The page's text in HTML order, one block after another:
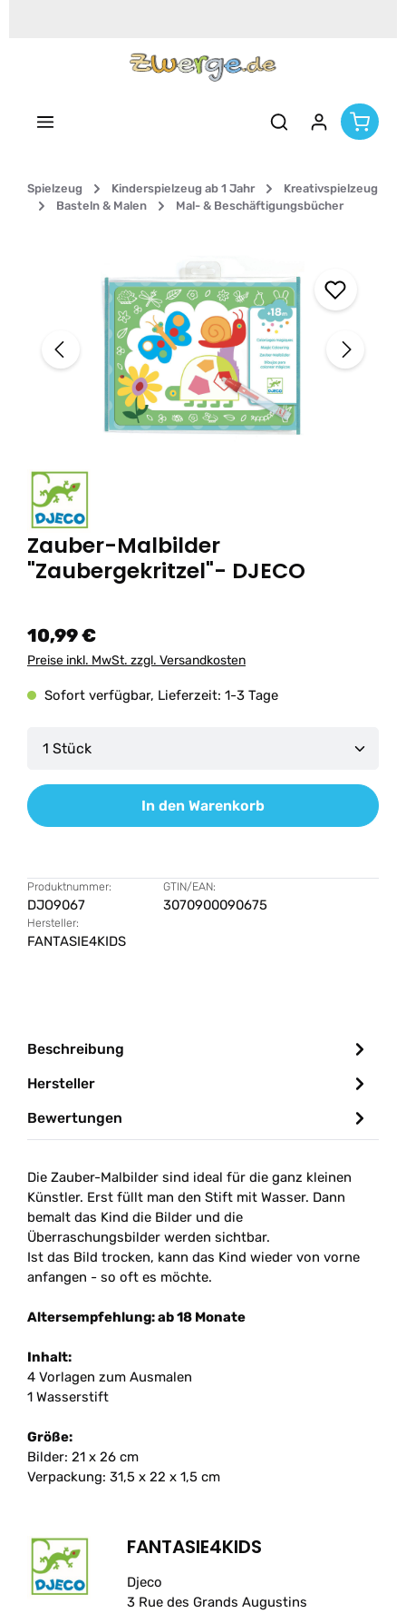
Spielzeug Kinderspielzeug ab 1 Jahr
Kreativspielzeug
Basteln & Malen
Mal- & Beschäftigungsbücher
Zauber-Malbilder
"Zaubergekritzel"- DJECO
10,99 €
Preise inkl. MwSt. zzgl. Versandkosten
Sofort verfügbar, Lieferzeit: 1-3 Tage
Produkt Anzahl: Gib den gewünschten Wert
In den Warenkorb
Produktnummer:
DJO9067
GTIN/EAN:
3070900090675
Hersteller:
FANTASIE4KIDS
Beschreibung
Hersteller
Bewertungen
Die Zauber-Malbilder sind ideal für die ganz kleinen
Künstler. Erst füllt man den Stift mit Wasser. Dann
bemalt das Kind die Bilder und die
Überraschungsbilder werden sichtbar.
Ist das Bild trocken, kann das Kind wieder von vorne
anfangen - so oft es möchte.
Altersempfehlung: ab 18 Monate
Inhalt:
4 Vorlagen zum Ausmalen
1 Wasserstift
Größe:
Bilder: 21 x 26 cm
Verpackung: 31,5 x 22 x 1,5 cm
FANTASIE4KIDS
Djeco
3 Rue des Grands Augustins